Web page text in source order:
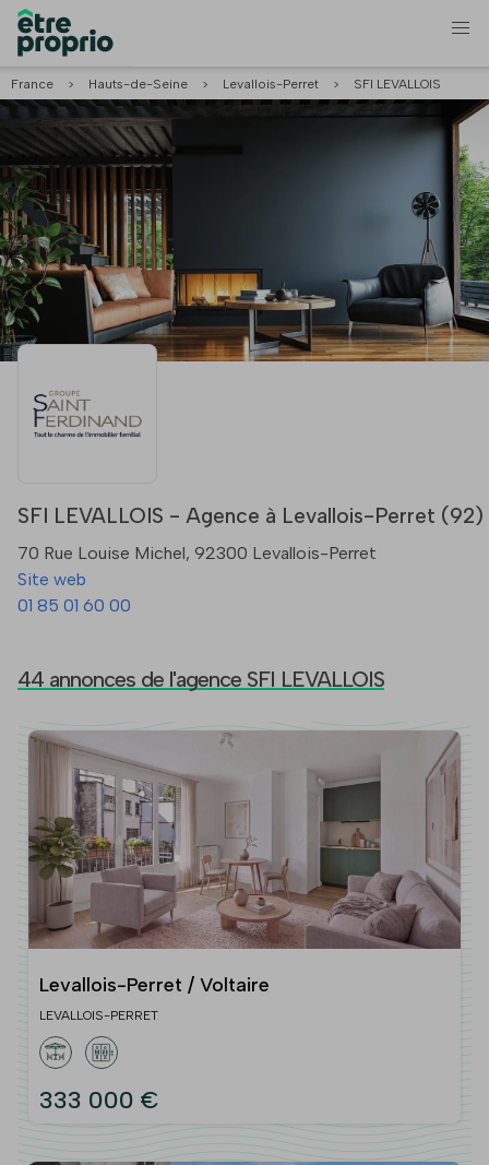
France > Hauts-de-Seine > Levallois-Perret > SFI LEVALLOIS
SFI LEVALLOIS - Agence à Levallois-Perret (92)
70 Rue Louise Michel, 92300 Levallois-Perret
Site web
01 85 01 60 00
44 annonces de l'agence SFI LEVALLOIS
Levallois-Perret / Voltaire
LEVALLOIS-PERRET
333 000 €